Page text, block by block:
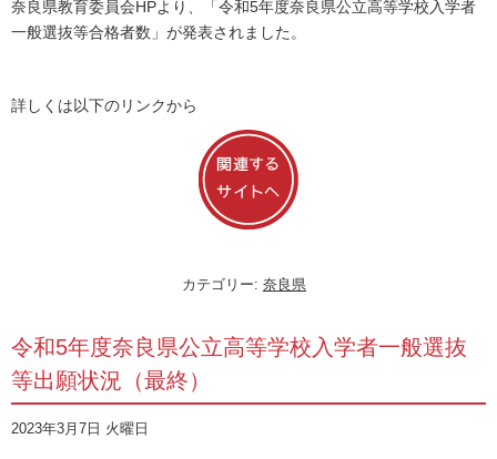
奈良県教育委員会HPより、「令和5年度奈良県公立高等学校入学者
一般選抜等合格者数」が発表されました。
詳しくは以下のリンクから
カテゴリー: 奈良県
令和5年度奈良県公立高等学校入学者一般選抜
等出願状況（最終）
2023年3月7日 火曜日